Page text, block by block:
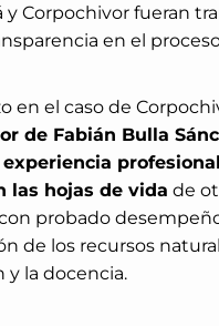
y Corpochivor fueran
en el
en el caso de
de Fabián Bulla
las hojas de vida de
probado
de los recursos
y la docencia.